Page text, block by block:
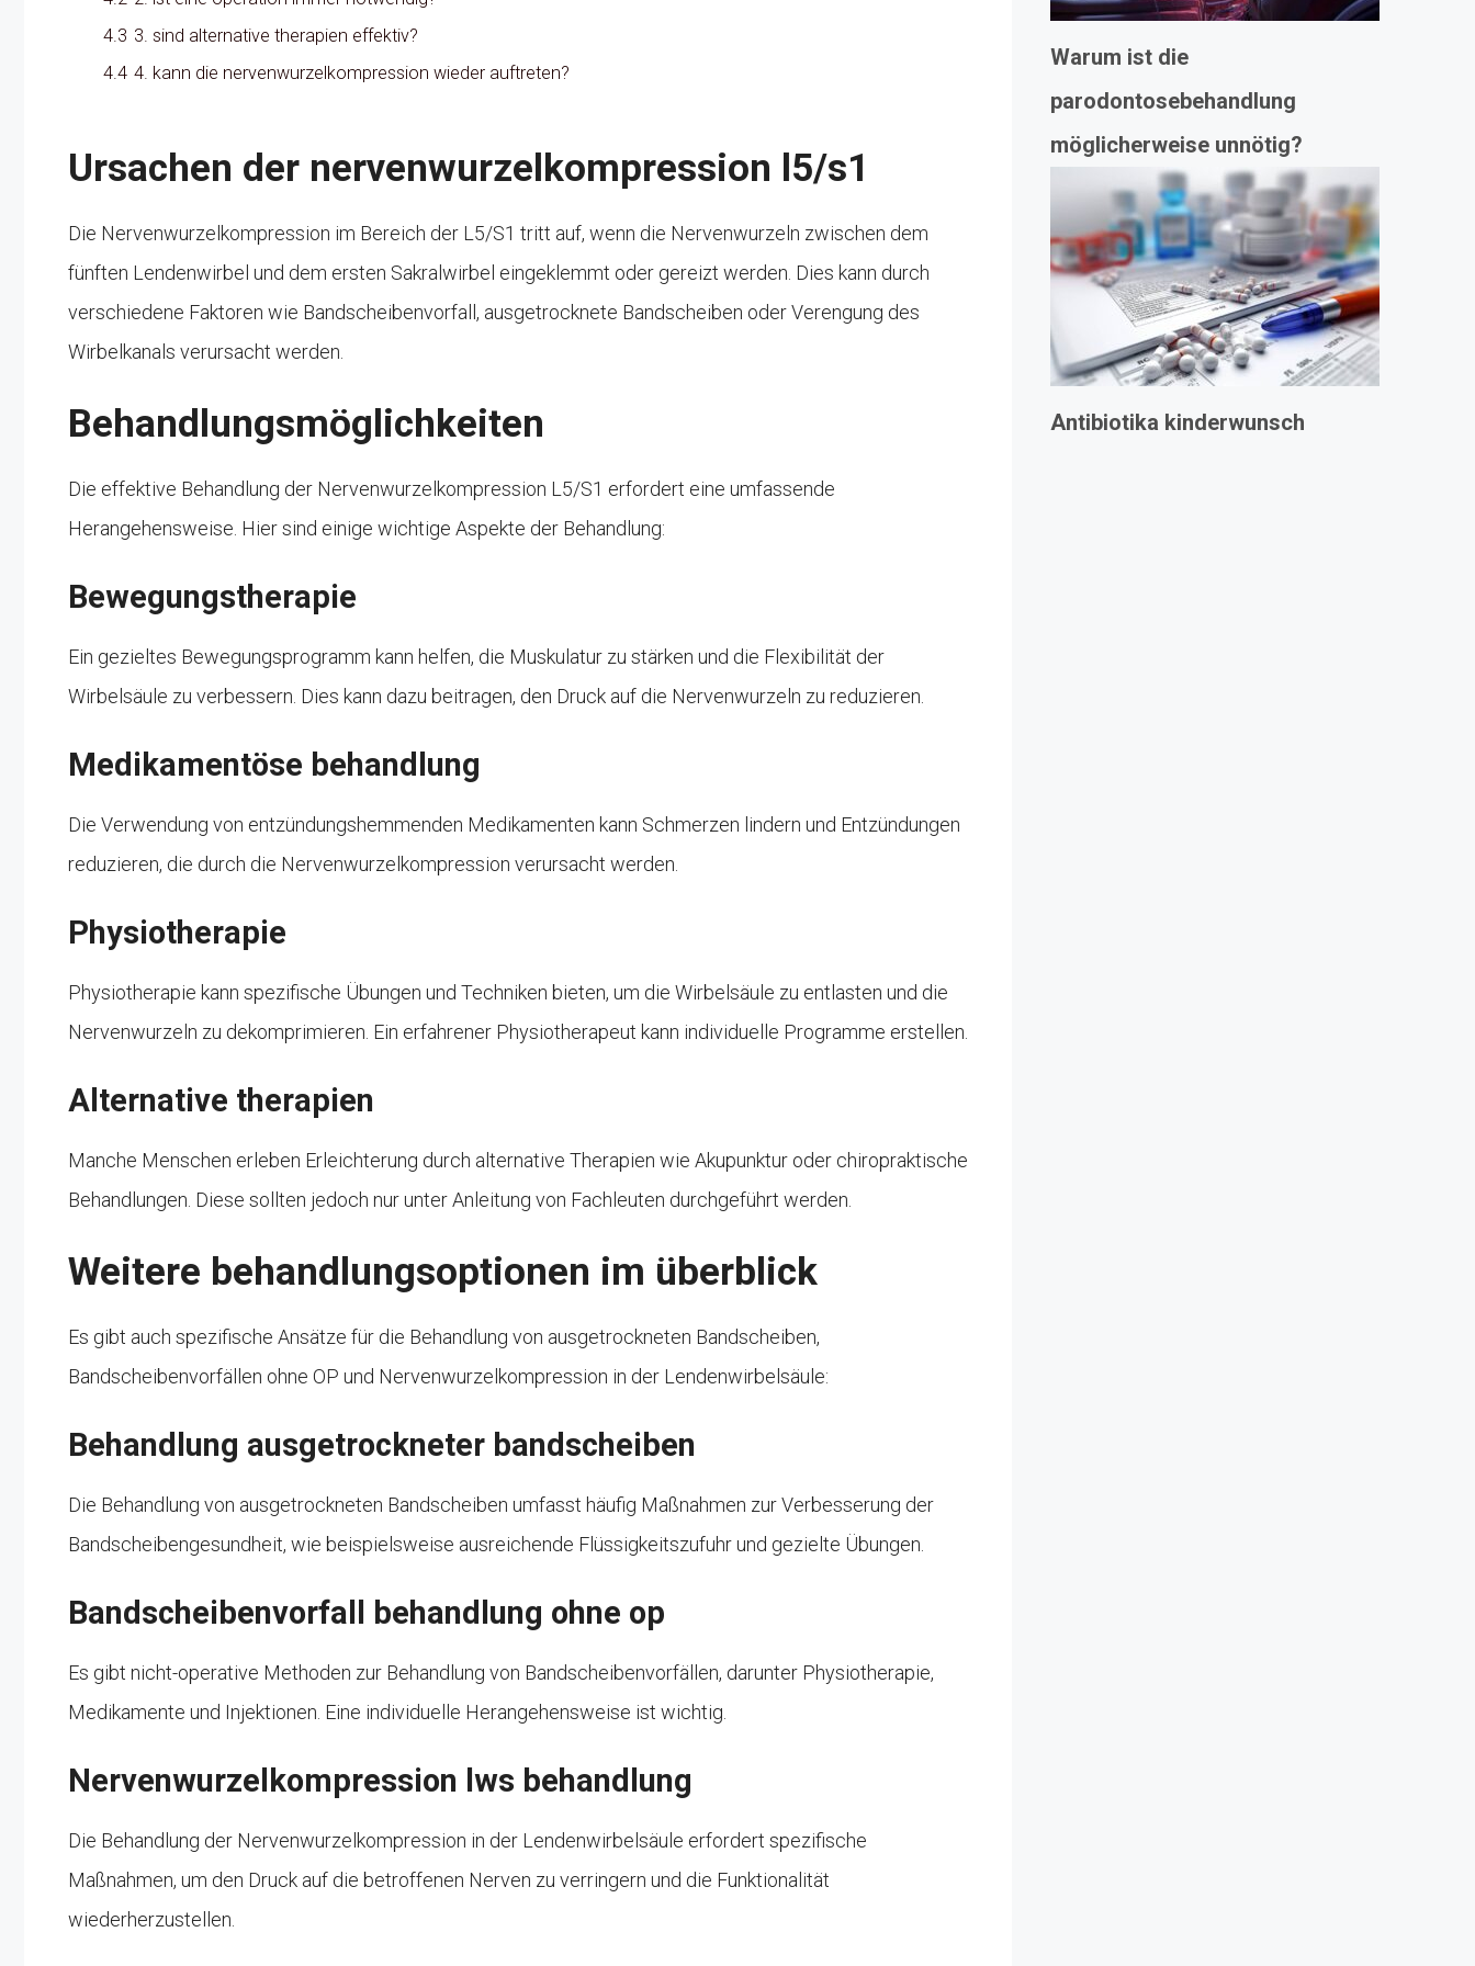
4.3 3. sind alternative therapien effektiv?
4.4 4. kann die nervenwurzelkompression wieder auftreten?
Ursachen der nervenwurzelkompression l5/s1
Die Nervenwurzelkompression im Bereich der L5/S1 tritt auf, wenn die Nervenwurzeln zwischen dem
fünften Lendenwirbel und dem ersten Sakralwirbel eingeklemmt oder gereizt werden. Dies kann durch
verschiedene Faktoren wie Bandscheibenvorfall, ausgetrocknete Bandscheiben oder Verengung des
Wirbelkanals verursacht werden.
Behandlungsmöglichkeiten
Die effektive Behandlung der Nervenwurzelkompression L5/S1 erfordert eine umfassende
Herangehensweise. Hier sind einige wichtige Aspekte der Behandlung:
Bewegungstherapie
Ein gezieltes Bewegungsprogramm kann helfen, die Muskulatur zu stärken und die Flexibilität der
Wirbelsäule zu verbessern. Dies kann dazu beitragen, den Druck auf die Nervenwurzeln zu reduzieren.
Medikamentöse behandlung
Die Verwendung von entzündungshemmenden Medikamenten kann Schmerzen lindern und Entzündungen
reduzieren, die durch die Nervenwurzelkompression verursacht werden.
Physiotherapie
Physiotherapie kann spezifische Übungen und Techniken bieten, um die Wirbelsäule zu entlasten und die
Nervenwurzeln zu dekomprimieren. Ein erfahrener Physiotherapeut kann individuelle Programme erstellen.
Alternative therapien
Manche Menschen erleben Erleichterung durch alternative Therapien wie Akupunktur oder chiropraktische
Behandlungen. Diese sollten jedoch nur unter Anleitung von Fachleuten durchgeführt werden.
Weitere behandlungsoptionen im überblick
Es gibt auch spezifische Ansätze für die Behandlung von ausgetrockneten Bandscheiben,
Bandscheibenvorfällen ohne OP und Nervenwurzelkompression in der Lendenwirbelsäule:
Behandlung ausgetrockneter bandscheiben
Die Behandlung von ausgetrockneten Bandscheiben umfasst häufig Maßnahmen zur Verbesserung der
Bandscheibengesundheit, wie beispielsweise ausreichende Flüssigkeitszufuhr und gezielte Übungen.
Bandscheibenvorfall behandlung ohne op
Es gibt nicht-operative Methoden zur Behandlung von Bandscheibenvorfällen, darunter Physiotherapie,
Medikamente und Injektionen. Eine individuelle Herangehensweise ist wichtig.
Nervenwurzelkompression lws behandlung
Die Behandlung der Nervenwurzelkompression in der Lendenwirbelsäule erfordert spezifische
Maßnahmen, um den Druck auf die betroffenen Nerven zu verringern und die Funktionalität
wiederherzustellen.
Warum ist die
parodontosebehandlung
möglicherweise unnötig?
Antibiotika kinderwunsch